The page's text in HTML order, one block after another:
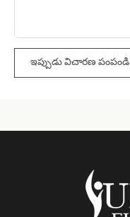
ఇప్పుడు విచారణ పంపండి